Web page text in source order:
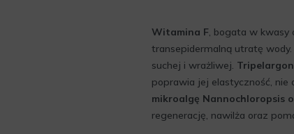
Witamina F, bogata w kwasy
transepidermalną utratę
suchej i wrażliwej.
poprawia jej elastyczność, nie
mikroalgę Nannochloropsis
regenerację, nawilża oraz